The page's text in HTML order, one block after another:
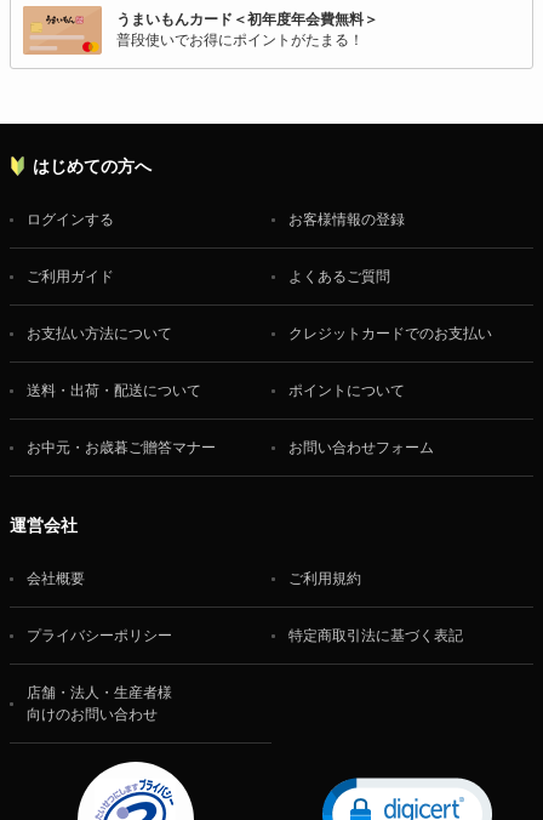
うまいもんカード＜初年度年会費無料＞
普段使いでお得にポイントがたまる！
はじめての方へ
ログインする お客様情報の登録
ご利用ガイド よくあるご質問
お支払い方法について クレジットカードでのお支払い
送料・出荷・配送について ポイントについて
お中元・お歳暮ご贈答マナー お問い合わせフォーム
運営会社
会社概要 ご利用規約
プライバシーポリシー 特定商取引法に基づく表記
店舗・法人・生産者様
向けのお問い合わせ